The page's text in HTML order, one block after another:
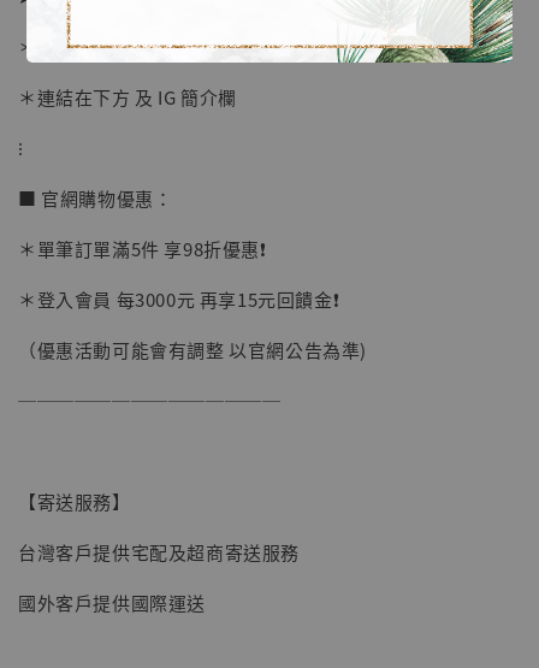
NT$ 1,500
NT$ 1,870
- +
＊至官網下單 🔗
＊連結在下方 及 IG 簡介欄
⁝
■ 官網購物優惠：
＊單筆訂單滿5件 享98折優惠❗️
＊登入會員 每3000元 再享15元回饋金❗️
（優惠活動可能會有調整 以官網公告為準)
──────────────
【寄送服務】
台灣客戶提供宅配及超商寄送服務
國外客戶提供國際運送